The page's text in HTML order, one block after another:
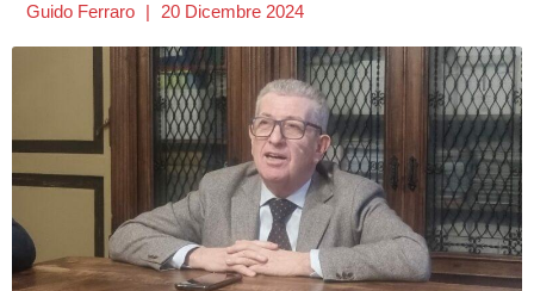
Guido Ferraro 20 Dicembre 2024